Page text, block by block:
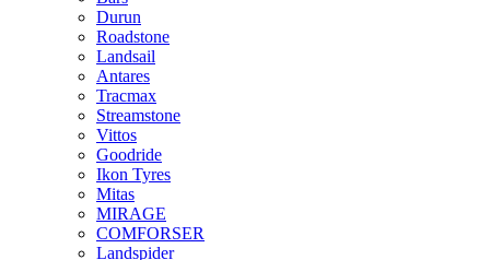
Durun
Roadstone
Landsail
Antares
Tracmax
Streamstone
Vittos
Goodride
Ikon Tyres
Mitas
MIRAGE
COMFORSER
Landspider